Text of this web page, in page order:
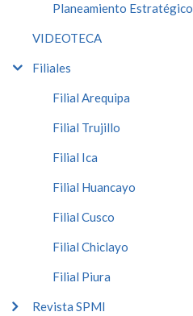
Planeamiento Estratégico
VIDEOTECA
Filiales
Filial Arequipa
Filial Trujillo
Filial Ica
Filial Huancayo
Filial Cusco
Filial Chiclayo
Filial Piura
Revista SPMI